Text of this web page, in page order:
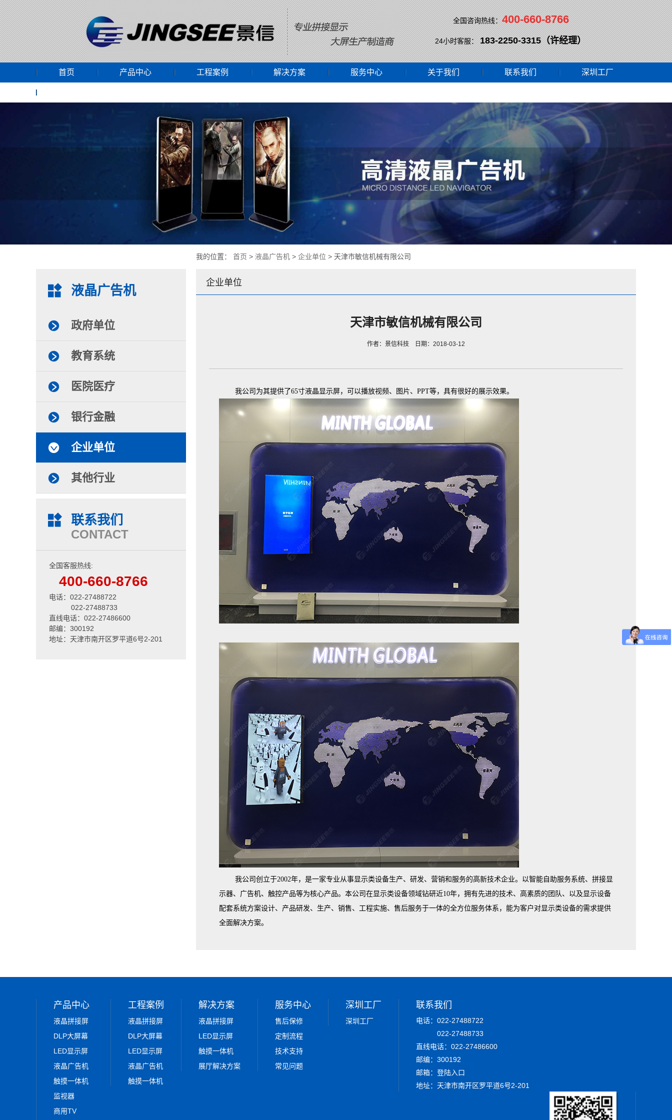
全国咨询热线： 400-660-8766
24小时客服： 183-2250-3315（许经理）
首页 产品中心 工程案例 解决方案 服务中心 关于我们 联系我们 深圳工厂
我的位置： 首页 > 液晶广告机 > 企业单位 > 天津市敏信机械有限公司
液晶广告机
政府单位
教育系统
医院医疗
银行金融
企业单位
其他行业
联系我们
CONTACT
全国客服热线:
400-660-8766
电话：022-27488722
022-27488733
直线电话：022-27486600
邮编：300192
地址：天津市南开区罗平道6号2-201
企业单位
天津市敏信机械有限公司
作者：景信科技 日期：2018-03-12
我公司为其提供了65寸液晶显示屏，可以播放视频、图片、PPT等，具有很好的展示效果。
我公司创立于2002年，是一家专业从事显示类设备生产、研发、营销和服务的高新技术企业。以智能自助服务系统、拼接显
示器、广告机、触控产品等为核心产品。本公司在显示类设备领域钻研近10年，拥有先进的技术、高素质的团队、以及显示设备
配套系统方案设计、产品研发、生产、销售、工程实施、售后服务于一体的全方位服务体系，能为客户对显示类设备的需求提供
全面解决方案。
产品中心
液晶拼接屏
DLP大屏幕
LED显示屏
液晶广告机
触摸一体机
监视器
商用TV
工程案例
液晶拼接屏
DLP大屏幕
LED显示屏
液晶广告机
触摸一体机
解决方案
液晶拼接屏
LED显示屏
触摸一体机
展厅解决方案
服务中心
售后保修
定制流程
技术支持
常见问题
深圳工厂
深圳工厂
联系我们
电话：022-27488722
022-27488733
直线电话：022-27486600
邮编：300192
邮箱： 登陆入口
地址：天津市南开区罗平道6号2-201